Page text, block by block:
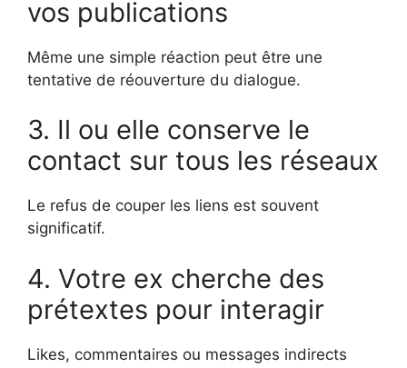
vos publications
Même une simple réaction peut être une
tentative de réouverture du dialogue.
3. Il ou elle conserve le
contact sur tous les réseaux
Le refus de couper les liens est souvent
significatif.
4. Votre ex cherche des
prétextes pour interagir
Likes, commentaires ou messages indirects